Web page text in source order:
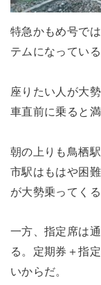
特急かもめ号で
テムになっている
座りたい人が大
車直前に乗ると
朝の上りも鳥栖
市駅はもはや困
が大勢乗ってく
一方、指定席は
る。定期券＋指
いからだ。